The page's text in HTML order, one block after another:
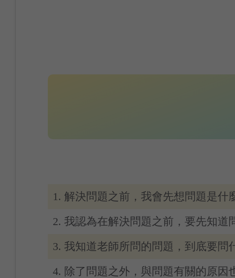
1. 解決問題之前，我會先想問題是什
2. 我認為在解決問題之前，要先知道
3. 我知道老師所問的問題，到底要問
4. 除了問題之外，與問題有關的原因